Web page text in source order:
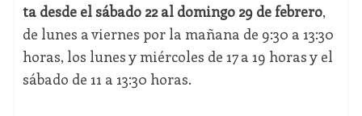
ta desde el sábado 22 al domingo 29 de febrero,
de lunes a viernes por la mañana de 9:30 a 13:30
horas, los lunes y miércoles de 17 a 19 horas y el
sábado de 11 a 13:30 horas.